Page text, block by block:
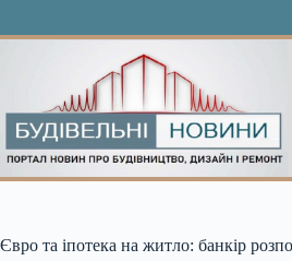
Євро та іпотека на житло: банкір